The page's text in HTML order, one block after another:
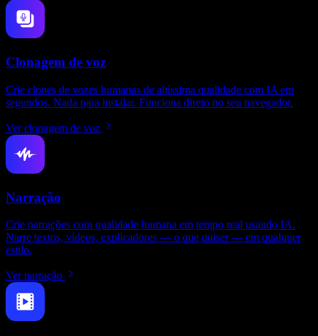
Clonagem de voz
Crie clones de vozes humanas de altíssima qualidade com IA em
segundos. Nada para instalar. Funciona direto no seu navegador.
Ver clonagem de voz
Narração
Crie narrações com qualidade humana em tempo real usando IA.
Narre textos, vídeos, explicadores — o que quiser — em qualquer
estilo.
Ver narração